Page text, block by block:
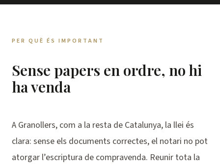
PER QUÈ ÉS IMPORTANT
Sense papers en ordre, no hi
ha venda
A Granollers, com a la resta de Catalunya, la llei és
clara: sense els documents correctes, el notari no pot
atorgar l’escriptura de compravenda. Reunir tota la